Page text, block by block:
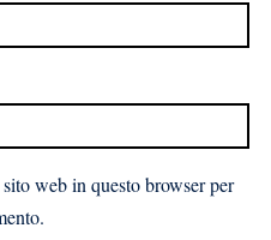
web in questo browser per